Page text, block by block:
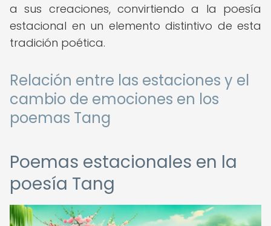
a sus creaciones, convirtiendo a la poesía
estacional en un elemento distintivo de esta
tradición poética.
Relación entre las estaciones y el
cambio de emociones en los
poemas Tang
Poemas estacionales en la
poesía Tang